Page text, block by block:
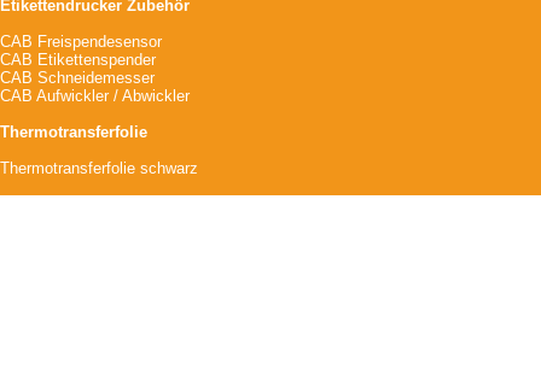
Etikettendrucker Zubehör
CAB Freispendesensor
CAB Etikettenspender
CAB Schneidemesser
CAB Aufwickler / Abwickler
Thermotransferfolie
Thermotransferfolie schwarz